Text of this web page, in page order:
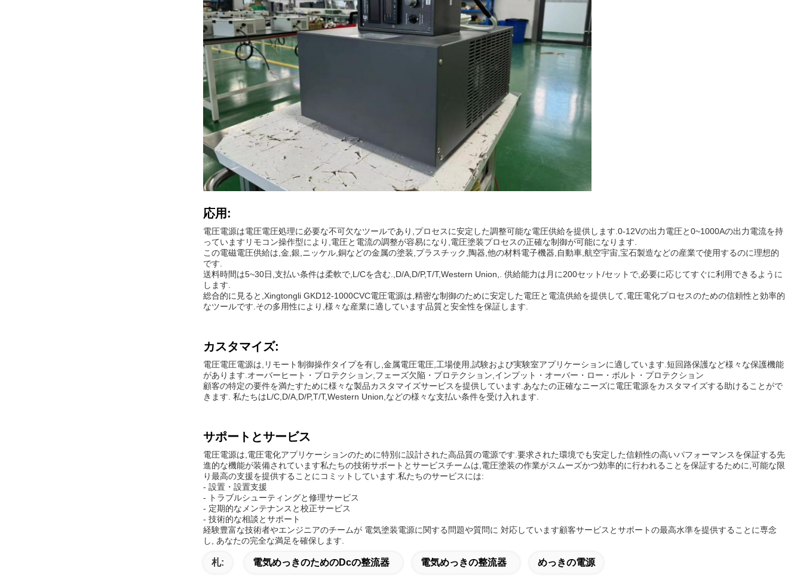
応用:
電圧電源は電圧電圧処理に必要な不可欠なツールであり,プロセスに安定した調整可能な電圧供給を提供します.0-12Vの出力電圧と0~1000Aの出力電流を持
っていますリモコン操作型により,電圧と電流の調整が容易になり,電圧塗装プロセスの正確な制御が可能になります.
この電磁電圧供給は,金,銀,ニッケル,銅などの金属の塗装,プラスチック,陶器,他の材料電子機器,自動車,航空宇宙,宝石製造などの産業で使用するのに理想的
です.
送料時間は5~30日,支払い条件は柔軟で,L/Cを含む.,D/A,D/P,T/T,Western Union,. 供給能力は月に200セット/セットで,必要に応じてすぐに利用できるように
します.
総合的に見ると,Xingtongli GKD12-1000CVC電圧電源は,精密な制御のために安定した電圧と電流供給を提供して,電圧電化プロセスのための信頼性と効率的
なツールです.その多用性により,様々な産業に適しています品質と安全性を保証します.
カスタマイズ:
電圧電圧電源は,リモート制御操作タイプを有し,金属電圧電圧,工場使用,試験および実験室アプリケーションに適しています.短回路保護など様々な保護機能
があります.オーバーヒート・プロテクション,フェーズ欠陥・プロテクション,インプット・オーバー・ロー・ボルト・プロテクション
顧客の特定の要件を満たすために様々な製品カスタマイズサービスを提供しています.あなたの正確なニーズに電圧電源をカスタマイズする助けることがで
きます. 私たちはL/C,D/A,D/P,T/T,Western Union,などの様々な支払い条件を受け入れます.
サポートとサービス
電圧電源は,電圧電化アプリケーションのために特別に設計された高品質の電源です.要求された環境でも安定した信頼性の高いパフォーマンスを保証する先
進的な機能が装備されています私たちの技術サポートとサービスチームは,電圧塗装の作業がスムーズかつ効率的に行われることを保証するために,可能な限
り最高の支援を提供することにコミットしています.私たちのサービスには:
- 設置・設置支援
- トラブルシューティングと修理サービス
- 定期的なメンテナンスと校正サービス
- 技術的な相談とサポート
経験豊富な技術者やエンジニアのチームが 電気塗装電源に関する問題や質問に 対応しています顧客サービスとサポートの最高水準を提供することに専念
し, あなたの完全な満足を確保します.
札: 電気めっきのためのdcの整流器 電気めっきの整流器 めっきの電源